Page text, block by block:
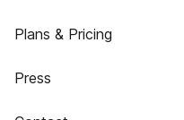
Plans & Pricing
Press